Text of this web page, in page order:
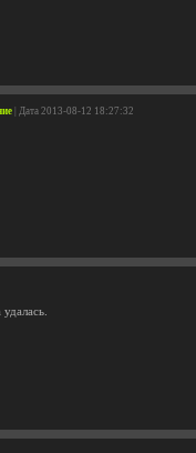
| Дата 2013-08-12 18:27:32